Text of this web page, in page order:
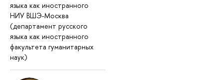
языка как иностранного
НИУ ВШЭ-Москва
(департамент русского
языка как иностранного
факультета гуманитарных
наук)